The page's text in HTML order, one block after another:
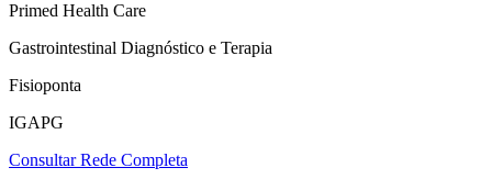
Primed Health Care
Gastrointestinal Diagnóstico e Terapia
Fisioponta
IGAPG
Consultar Rede Completa